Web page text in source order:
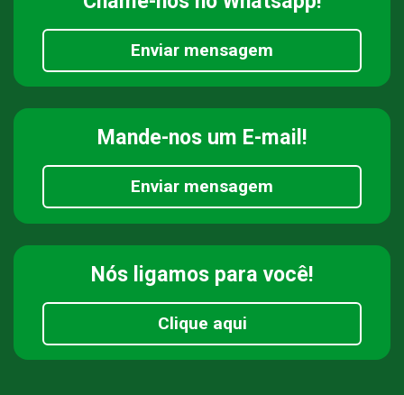
Enviar mensagem
Mande-nos um E-mail!
Enviar mensagem
Nós ligamos para você!
Clique aqui